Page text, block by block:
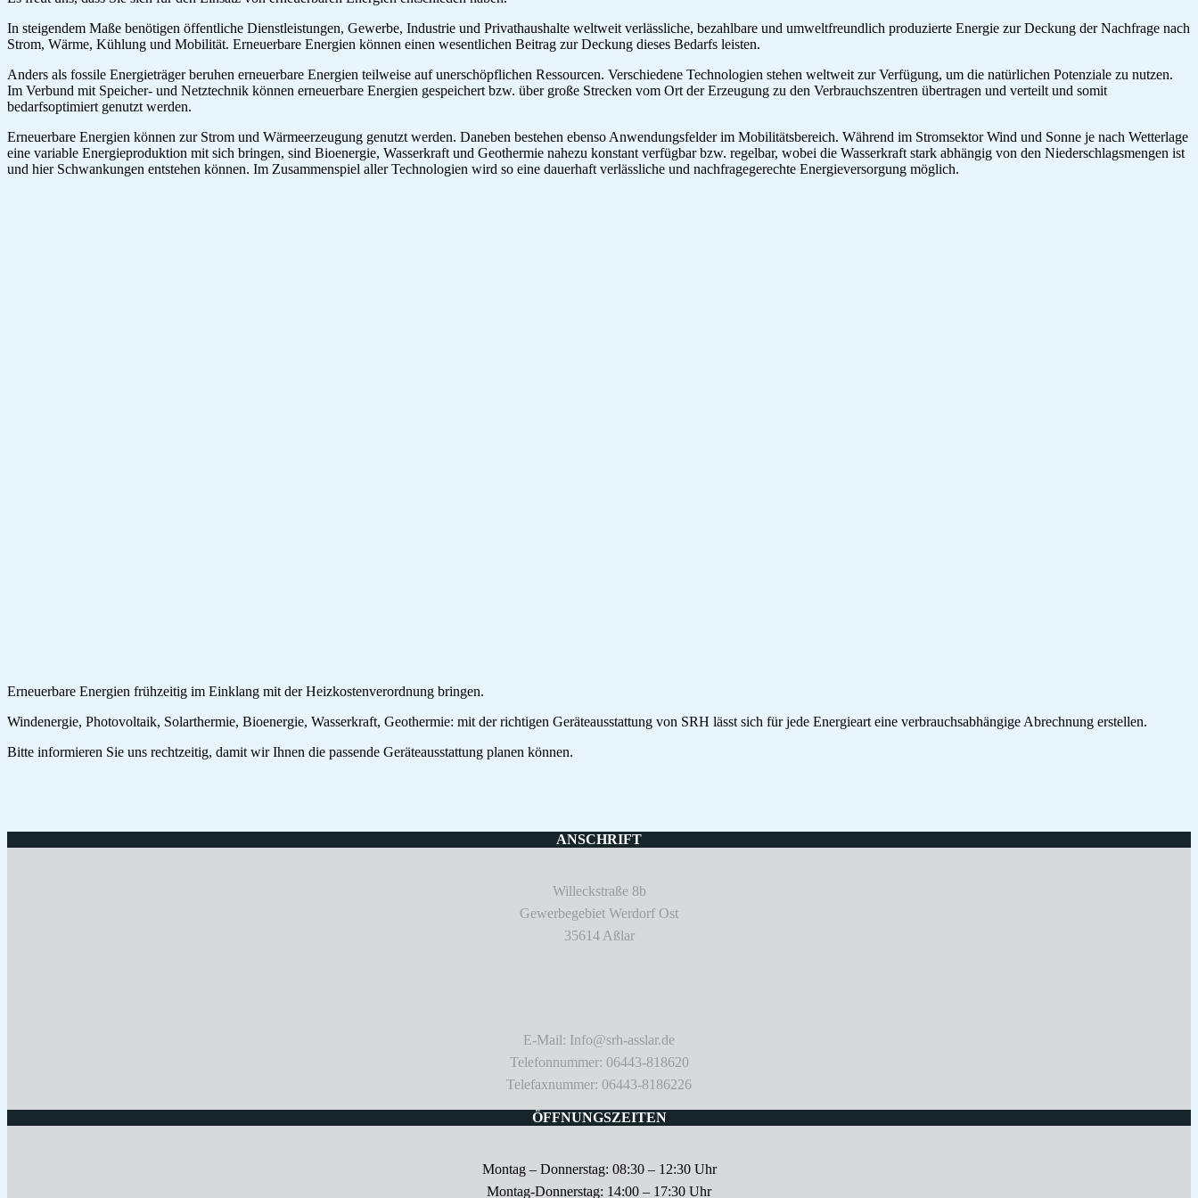
In steigendem Maße benötigen öffentliche Dienstleistungen, Gewerbe, Industrie und Privathaushalte weltweit verlässliche, bezahlbare und umweltfreundlich produzierte Energie zur Deckung der Nachfrage nach
Strom, Wärme, Kühlung und Mobilität. Erneuerbare Energien können einen wesentlichen Beitrag zur Deckung dieses Bedarfs leisten.
Anders als fossile Energieträger beruhen erneuerbare Energien teilweise auf unerschöpflichen Ressourcen. Verschiedene Technologien stehen weltweit zur Verfügung, um die natürlichen Potenziale zu nutzen.
Im Verbund mit Speicher- und Netztechnik können erneuerbare Energien gespeichert bzw. über große Strecken vom Ort der Erzeugung zu den Verbrauchszentren übertragen und verteilt und somit
bedarfsoptimiert genutzt werden.
Erneuerbare Energien können zur Strom und Wärmeerzeugung genutzt werden. Daneben bestehen ebenso Anwendungsfelder im Mobilitätsbereich. Während im Stromsektor Wind und Sonne je nach Wetterlage
eine variable Energieproduktion mit sich bringen, sind Bioenergie, Wasserkraft und Geothermie nahezu konstant verfügbar bzw. regelbar, wobei die Wasserkraft stark abhängig von den Niederschlagsmengen ist
und hier Schwankungen entstehen können. Im Zusammenspiel aller Technologien wird so eine dauerhaft verlässliche und nachfragegerechte Energieversorgung möglich.
Erneuerbare Energien frühzeitig im Einklang mit der Heizkostenverordnung bringen.
Windenergie, Photovoltaik, Solarthermie, Bioenergie, Wasserkraft, Geothermie: mit der richtigen Geräteausstattung von SRH lässt sich für jede Energieart eine verbrauchsabhängige Abrechnung erstellen.
Bitte informieren Sie uns rechtzeitig, damit wir Ihnen die passende Geräteausstattung planen können.
ANSCHRIFT
Willeckstraße 8b
Gewerbegebiet Werdorf Ost
35614 Aßlar
E-Mail: Info@srh-asslar.de
Telefonnummer: 06443-818620
Telefaxnummer: 06443-8186226
ÖFFNUNGSZEITEN
Montag – Donnerstag: 08:30 – 12:30 Uhr
Montag-Donnerstag: 14:00 – 17:30 Uhr